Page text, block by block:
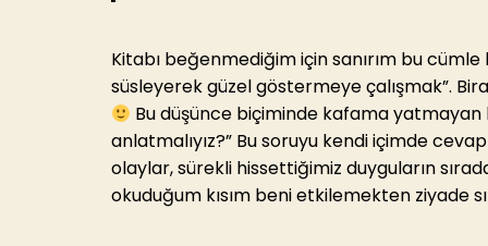
Kitabı beğenmediğim için sanırım bu
süsleyerek güzel göstermeye çalışmak”.
Bu düşünce biçiminde kafama
anlatmalıyız?” Bu soruyu kendi içimde
olaylar, sürekli hissettiğimiz duyguların
okuduğum kısım beni etkilemekten ziyade